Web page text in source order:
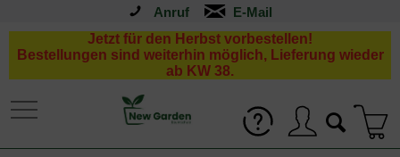
Anruf
Jetzt für den Herbst vorbestellen!
Bestellungen sind weiterhin möglich, Lieferung wieder
ab KW 38.